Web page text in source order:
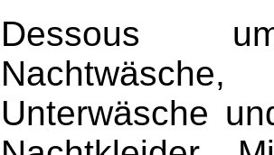
Dessous
Unterwäsche